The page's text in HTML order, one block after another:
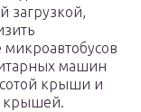
загрузкой,
микроавтобусов
машин
крыши и
крышей.